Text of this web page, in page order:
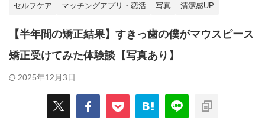
セルフケア マッチングアプリ・恋活 写真 清潔感UP
【半年間の矯正結果】すきっ歯の僕がマウスピース
矯正受けてみた体験談【写真あり】
2025年12月3日